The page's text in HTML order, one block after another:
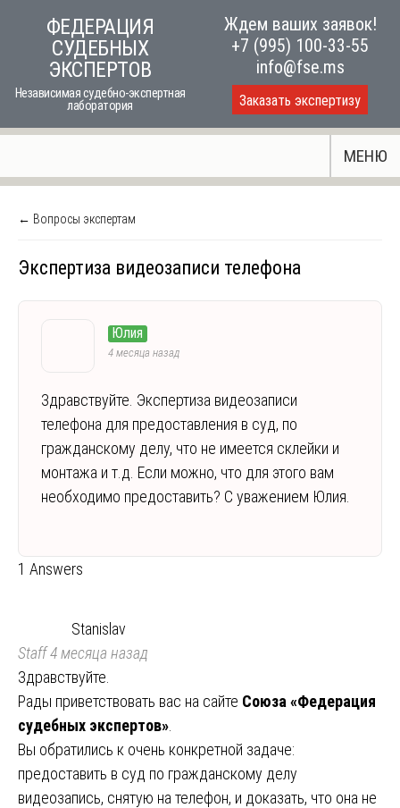
ФЕДЕРАЦИЯ
СУДЕБНЫХ
ЭКСПЕРТОВ
Независимая судебно-экспертная
лаборатория
Ждем ваших заявок!
+7 (995) 100-33-55
info@fse.ms
Заказать экспертизу
МЕНЮ
← Вопросы экспертам
Экспертиза видеозаписи телефона
Юлия
4 месяца назад
Здравствуйте. Экспертиза видеозаписи
телефона для предоставления в суд, по
гражданскому делу, что не имеется склейки и
монтажа и т.д. Если можно, что для этого вам
необходимо предоставить? С уважением Юлия.
1 Answers
Stanislav
Staff4 месяца назад
Здравствуйте.
Рады приветствовать вас на сайте Союза «Федерация
судебных экспертов»
Вы обратились к очень конкретной задаче:
предоставить в суд по гражданскому делу
видеозапись, снятую на телефон, и доказать, что она не